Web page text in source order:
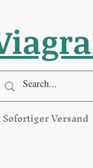
Sofortiger Versand